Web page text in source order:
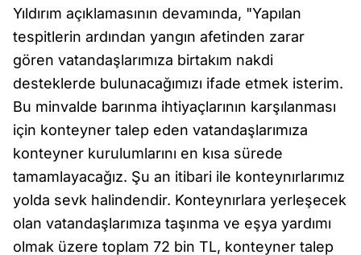
Yıldırım açıklamasının devamında, "Yapılan
tespitlerin ardından yangın afetinden zarar
gören vatandaşlarımıza birtakım nakdi
desteklerde bulunacağımızı ifade etmek isterim.
Bu minvalde barınma ihtiyaçlarının karşılanması
için konteyner talep eden vatandaşlarımıza
konteyner kurulumlarını en kısa sürede
tamamlayacağız. Şu an itibari ile konteynırlarımız
yolda sevk halindendir. Konteynırlara yerleşecek
olan vatandaşlarımıza taşınma ve eşya yardımı
olmak üzere toplam 72 bin TL, konteyner talep